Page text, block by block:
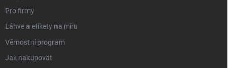
Pro firmy
Láhve a etikety na míru
Věrnostní program
Jak nakupovat